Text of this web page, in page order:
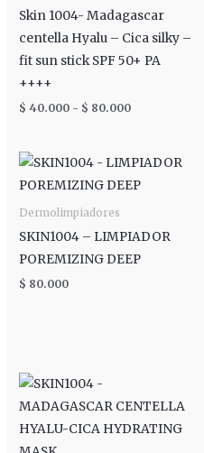
Skin 1004- Madagascar
centella Hyalu – Cica silky –
fit sun stick SPF 50+ PA
++++
$ 40.000 - $ 80.000
Dermolimpiadores
SKIN1004 – LIMPIADOR
POREMIZING DEEP
$ 80.000